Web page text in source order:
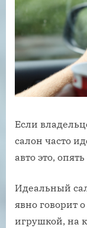
Если
салон часто
авто это,
Идеальный
явно говорит
игрушкой, на